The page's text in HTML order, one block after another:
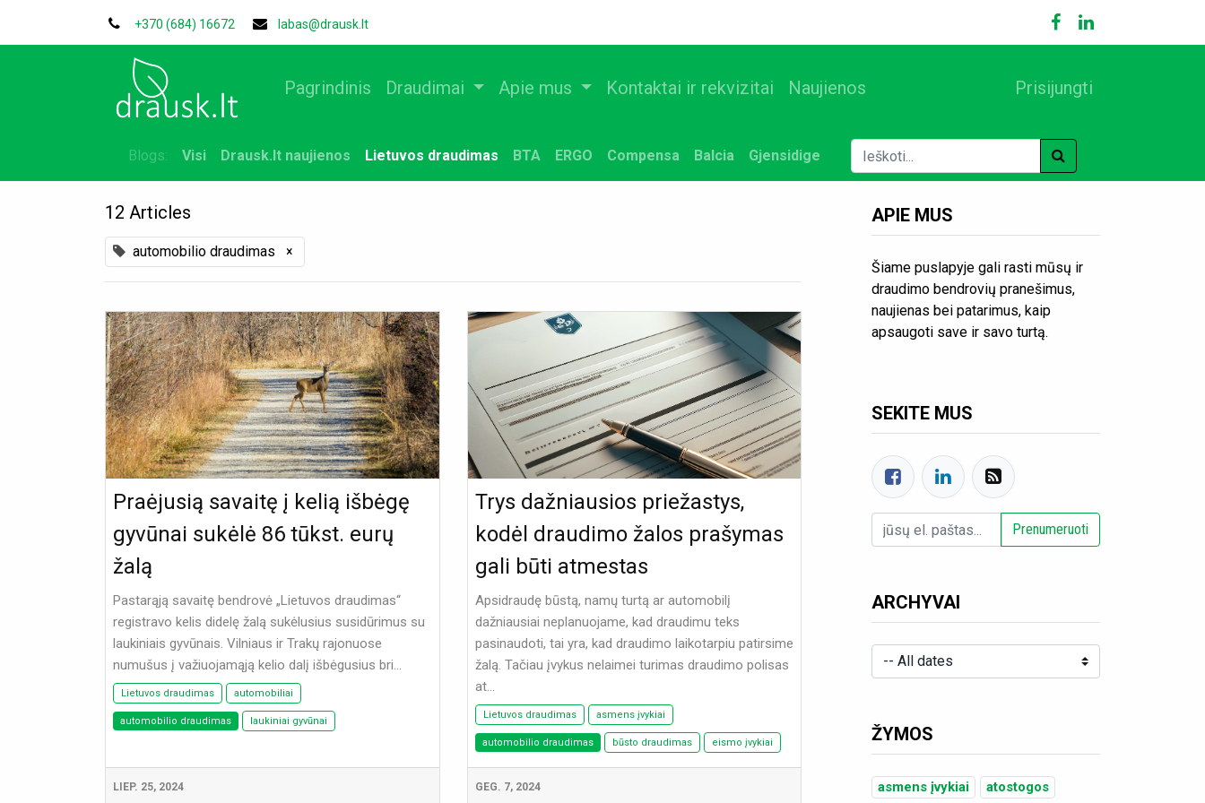
+370 (684) 16672 labas@drausk.lt
Pagrindinis Draudimai Apie mus Kontaktai ir rekvizitai Naujienos Prisijungti
Blogs: Visi Drausk.lt naujienos Lietuvos draudimas BTA ERGO Compensa Balcia Gjensidige
12 Articles
automobilio draudimas ×
Praėjusią savaitę į kelią išbėgę
gyvūnai sukėlė 86 tūkst. eurų
žalą
Pastarąją savaitę bendrovė „Lietuvos draudimas“
registravo kelis didelę žalą sukėlusius susidūrimus su
laukiniais gyvūnais. Vilniaus ir Trakų rajonuose
numušus į važiuojamąją kelio dalį išbėgusius bri...
Lietuvos draudimas automobiliai
automobilio draudimas laukiniai gyvūnai
LIEP. 25, 2024
Trys dažniausios priežastys,
kodėl draudimo žalos prašymas
gali būti atmestas
Apsidraudę būstą, namų turtą ar automobilį
dažniausiai neplanuojame, kad draudimu teks
pasinaudoti, tai yra, kad draudimo laikotarpiu patirsime
žalą. Tačiau įvykus nelaimei turimas draudimo polisas
at...
Lietuvos draudimas asmens įvykiai
automobilio draudimas būsto draudimas eismo įvykiai
GEG. 7, 2024
APIE MUS
Šiame puslapyje gali rasti mūsų ir
draudimo bendrovių pranešimus,
naujienas bei patarimus, kaip
apsaugoti save ir savo turtą.
SEKITE MUS
Prenumeruoti
ARCHYVAI
ŽYMOS
asmens įvykiai atostogos